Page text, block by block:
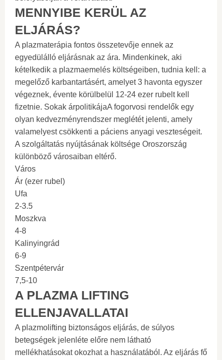
MENNYIBE KERÜL AZ
ELJÁRÁS?
A plazmaterápia fontos összetevője ennek az
egyedülálló eljárásnak az ára. Mindenkinek, aki
kételkedik a plazmaemelés költségeiben, tudnia kell: a
megelőző karbantartásért, amelyet 3 havonta egyszer
végeznek, évente körülbelül 12-24 ezer rubelt kell
fizetnie. Sokak árpolitikájaA fogorvosi rendelők egy
olyan kedvezményrendszer meglétét jelenti, amely
valamelyest csökkenti a páciens anyagi veszteségeit.
A szolgáltatás nyújtásának költsége Oroszország
különböző városaiban eltérő.
Város
Ár (ezer rubel)
Ufa
2-3.5
Moszkva
4-8
Kalinyingrád
6-9
Szentpétervár
7,5-10
A PLAZMA LIFTING
ELLENJAVALLATAI
A plazmolifting biztonságos eljárás, de súlyos
betegségek jelenléte előre nem látható
mellékhatásokat okozhat a használatából. Az eljárás fő